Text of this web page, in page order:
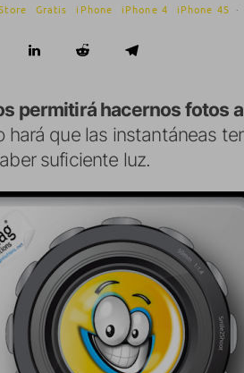
Gratis iPhone iPhone 4 iPhone 4S ·
permitirá hacernos fotos
hará que las instantáneas
suficiente luz.